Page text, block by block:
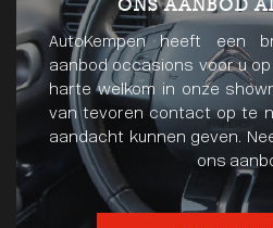
ONS AANBOD
AutoKempen heeft een
aanbod occasions voor u
harte welkom in onze
van tevoren contact op te
aandacht kunnen geven.
ons